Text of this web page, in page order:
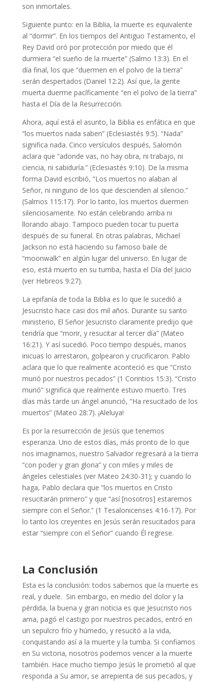
son inmortales.
Siguiente punto: en la Biblia, la muerte es equivalente
al “dormir”. En los tiempos del Antiguo Testamento, el
Rey David oró por protección por miedo que él
durmiera “el sueño de la muerte” (Salmo 13:3). En el
día final, los que “duermen en el polvo de la tierra”
serán despertados (Daniel 12:2). Así que, la gente
muerta duerme pacíficamente “en el polvo de la tierra”
hasta el Día de la Resurrección.
Ahora, aquí está el asunto, la Biblia es enfática en que
“los muertos nada saben” (Eclesiastés 9:5). “Nada”
significa nada. Cinco versículos después, Salomón
aclara que “adonde vas, no hay obra, ni trabajo, ni
ciencia, ni sabiduría.” (Eclesiastés 9:10). De la misma
forma David escribió, “Los muertos no alaban al
Señor, ni ninguno de los que descienden al silencio.”
(Salmos 115:17). Por lo tanto, los muertos duermen
silenciosamente. No están celebrando arriba ni
llorando abajo. Tampoco pueden tocar tu puerta
después de su funeral. En otras palabras, Michael
Jackson no está haciendo su famoso baile de
“moonwalk” en algún lugar del universo. En lugar de
eso, está muerto en su tumba, hasta el Día del Juicio
(ver Hebreos 9:27).
La epifanía de toda la Biblia es lo que le sucedió a
Jesucristo hace casi dos mil años. Durante su santo
ministerio, El Señor Jesucristo claramente predijo que
tendría que “morir, y resucitar al tercer día” (Mateo
16:21). Y así sucedió. Poco tiempo después, manos
inicuas lo arrestaron, golpearon y crucificaron. Pablo
aclara que lo que realmente aconteció es que “Cristo
murió por nuestros pecados” (1 Corintios 15:3). “Cristo
murió” significa que realmente estuvo muerto. Tres
días más tarde un ángel anunció, “Ha resucitado de los
muertos” (Mateo 28:7). ¡Aleluya!
Es por la resurrección de Jesús que tenemos
esperanza. Uno de estos días, más pronto de lo que
nos imaginamos, nuestro Salvador regresará a la tierra
“con poder y gran gloria” y con miles y miles de
ángeles celestiales (ver Mateo 24:30-31); y cuando lo
haga, Pablo declara que “los muertos en Cristo
resucitarán primero” y que “así [nosotros] estaremos
siempre con el Señor.” (1 Tesalonicenses 4:16-17). Por
lo tanto los creyentes en Jesús serán resucitados para
estar “siempre con el Señor” cuando Él regrese.
La Conclusión
Esta es la conclusión: todos sabemos que la muerte es
real, y duele. Sin embargo, en medio del dolor y la
pérdida, la buena y gran noticia es que Jesucristo nos
ama, pagó el castigo por nuestros pecados, entró en
un sepulcro frío y húmedo, y resucitó a la vida,
conquistando así a la muerte y la tumba. Si confiamos
en Su victoria, nosotros podemos vencer a la muerte
también. Hace mucho tiempo Jesús le prometió al que
responda a Su amor, se arrepienta de sus pecados, y